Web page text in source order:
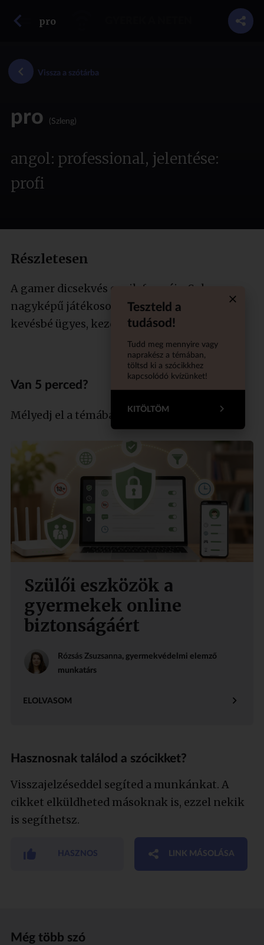
pro
Vissza a szótárba
pro (Szleng)
angol: professional, jelentése:
profi
Részletesen
A gamer dicsekvés egyik formája. Sokszor
nagyképű játékosok használják magukra a
kevésbé ügyes, kezdő játékosokkal szemben.
Teszteld a
tudásod!
Tudd meg mennyire vagy
naprakész a témában,
töltsd ki a szócikkhez
kapcsolódó kvízünket!
KITÖLTÖM
Van 5 perced?
Mélyedj el a témában szakértőnkkel!
Szülői eszközök a
gyermekek online
biztonságáért
Rózsás Zsuzsanna, gyermekvédelmi elemző
munkatárs
ELOLVASOM
Hasznosnak találod a szócikket?
Visszajelzéseddel segíted a munkánkat. A
cikket elküldheted másoknak is, ezzel nekik
is segíthetsz.
HASZNOS LINK MÁSOLÁSA
Még több szó